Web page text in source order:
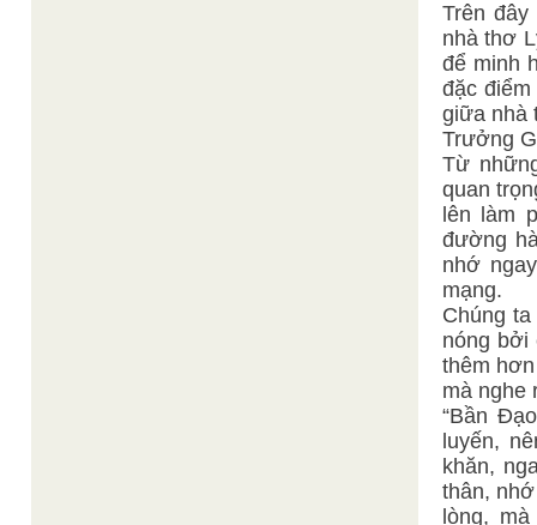
Trên
nhà thơ
để minh
đặc
giữa nhà
Trưởng
Từ
quan
lên làm
đường
nhớ
mạng.
Chúng
nóng bởi
thêm
mà nghe
“Bần
luyến,
khăn,
thân,
lòng,